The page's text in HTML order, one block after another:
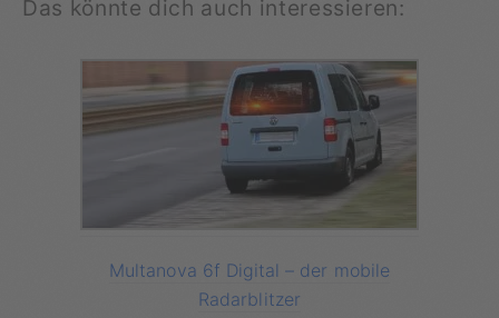
Das könnte dich auch interessieren:
Multanova 6f Digital – der mobile
Radarblitzer